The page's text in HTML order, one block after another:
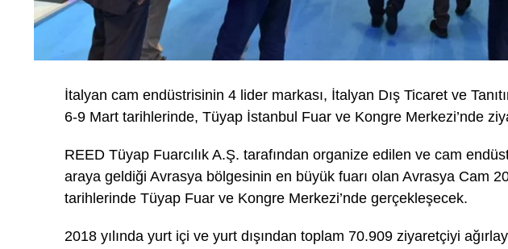
İtalyan cam endüstrisinin 4 lider markası, İtalyan Dış Ticaret ve
6-9 Mart tarihlerinde, Tüyap İstanbul Fuar ve Kongre Merkezi’nde
REED Tüyap Fuarcılık A.Ş. tarafından organize edilen ve cam
araya geldiği Avrasya bölgesinin en büyük fuarı olan Avrasya Cam
tarihlerinde Tüyap Fuar ve Kongre Merkezi’nde gerçekleşecek.
2018 yılında yurt içi ve yurt dışından toplam 70.909ziyaretçiyi